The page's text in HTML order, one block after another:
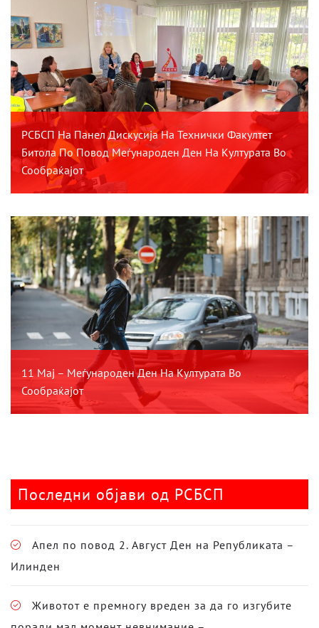
РСБСП На Панел Дискусија На Технички Факултет
Битола По Повод Меѓународен Ден На Културата Во
Сообраќајот
11 Мај – Меѓународен Ден На Културата Во
Сообраќајот
Последни објави од РСБСП
Апел по повод 2. Август Ден на Републиката –
Илинден
Животот е премногу вреден за да го изгубите